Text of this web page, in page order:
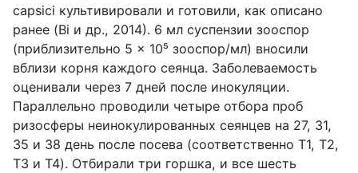
capsici культивировали и готовили, как описано
ранее (Bi и др., 2014). 6 мл суспензии зооспор
(приблизительно 5 × 10⁵ зооспор/мл) вносили
вблизи корня каждого сеянца. Заболеваемость
оценивали через 7 дней после инокуляции.
Параллельно проводили четыре отбора проб
ризосферы неинокулированных сеянцев на 27, 31,
35 и 38 день после посева (соответственно T1, T2,
T3 и T4). Отбирали три горшка, и все шесть